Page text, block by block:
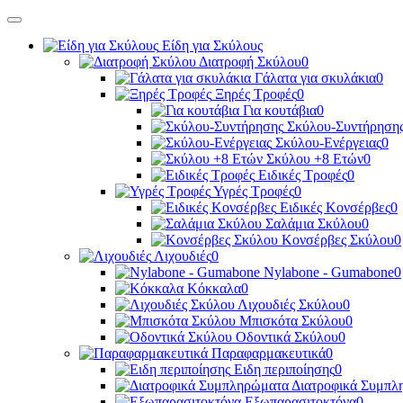
Είδη για Σκύλους
Διατροφή Σκύλου0
Γάλατα για σκυλάκια0
Ξηρές Τροφές0
Για κουτάβια0
Σκύλου-
Σκύλου-Ενέργειας0
Σκύλου +8 Ετών0
Ειδικές Τροφές0
Υγρές Τροφές0
Ειδικές Κονσέρβες0
Σαλάμια Σκύλου0
Κονσέρβες Σκύλου0
Λιχουδιές0
Nylabone - Gumabone0
Κόκκαλα0
Λιχουδιές Σκύλου0
Μπισκότα Σκύλου0
Οδοντικά Σκύλου0
Παραφαρμακευτικά0
Ειδη περιποίησης0
Διατροφικά